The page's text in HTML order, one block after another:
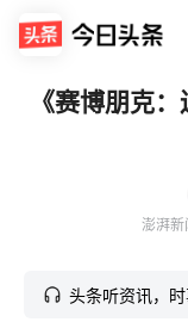
《赛博朋克
澎湃新
头条听资讯，